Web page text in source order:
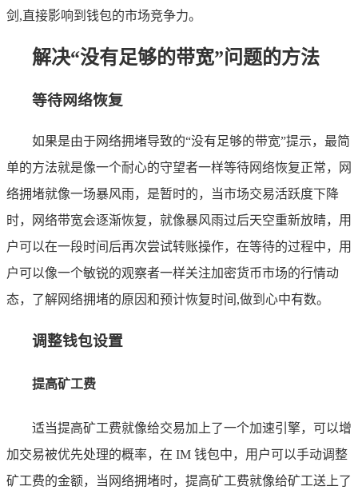
剑,直接影响到钱包的市场竞争力。
解决“没有足够的带宽”问题的方法
等待网络恢复
如果是由于网络拥堵导致的“没有足够的带宽”提示，最简
单的方法就是像一个耐心的守望者一样等待网络恢复正常，网
络拥堵就像一场暴风雨，是暂时的，当市场交易活跃度下降
时，网络带宽会逐渐恢复，就像暴风雨过后天空重新放晴，用
户可以在一段时间后再次尝试转账操作，在等待的过程中，用
户可以像一个敏锐的观察者一样关注加密货币市场的行情动
态，了解网络拥堵的原因和预计恢复时间,做到心中有数。
调整钱包设置
提高矿工费
适当提高矿工费就像给交易加上了一个加速引擎，可以增
加交易被优先处理的概率，在 IM 钱包中，用户可以手动调整
矿工费的金额，当网络拥堵时，提高矿工费就像给矿工送上了